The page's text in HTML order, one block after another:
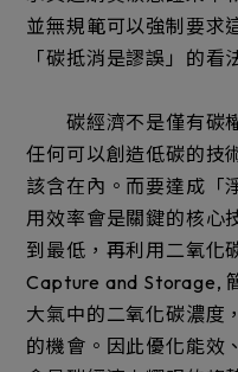
並無規範可以強制要求
「碳抵消是謬誤」的看
碳經濟不是僅有碳權
任何可以創造低碳的技
該含在內。而要達成「
用效率會是關鍵的核心
到最低，再利用二氧化
Capture and Storage,
大氣中的二氧化碳濃度
的機會。因此優化能效